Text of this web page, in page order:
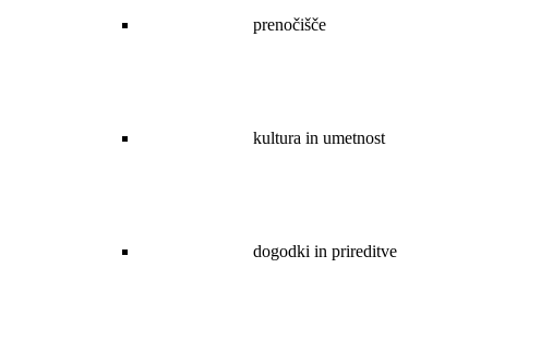
prenočišče
kultura in umetnost
dogodki in prireditve